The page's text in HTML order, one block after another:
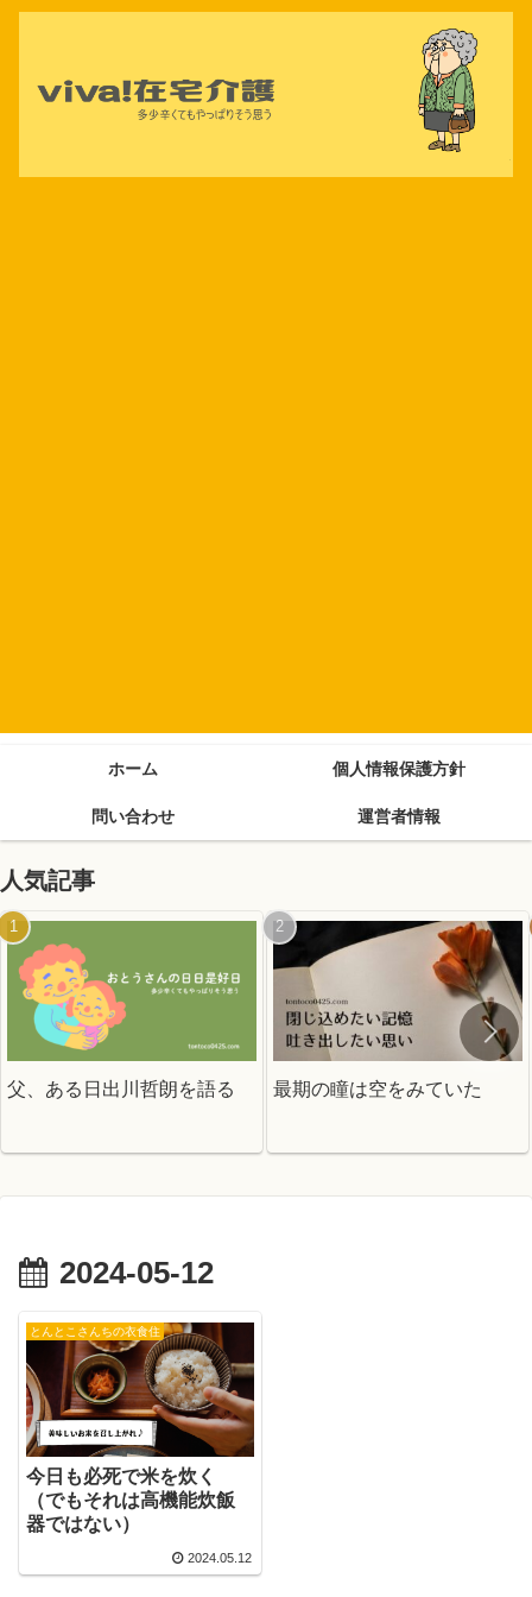
ホーム 個人情報保護方針
問い合わせ 運営者情報
人気記事
父、ある日出川哲朗を語る 最期の瞳は空をみていた
2024-05-12
とんとこさんちの衣食住
今日も必死で米を炊く
（でもそれは高機能炊飯
器ではない）
2024.05.12